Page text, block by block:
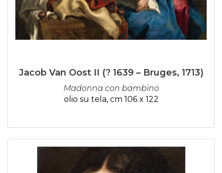
Jacob Van Oost II (? 1639 – Bruges, 1713)
Madonna con bambino
olio su tela, cm 106 x 122